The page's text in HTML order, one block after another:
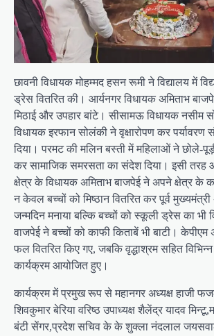
छावनी विधायक मोहम्मद हसन रूमी ने विद्यालय में
ड्रेस वितरित की। आर्यनगर विधायक अमिताभ
मिठाई और उपहार बांटे। सीसामऊ विधायक नसीम
विधायक इरफान सोलंकी ने वृक्षारोपण कर पर्यावरण
दिया। परमट की मलिन बस्ती में महिलाओं ने छोले-
कर सामाजिक समरसता का संदेश दिया। इसी तरह
क्षेत्र के विधायक अमिताभ बाजपेई ने अपने क्षेत्र के
न केवल बच्चों को मिष्ठान वितरित कर पूर्व
जन्मदिन मनाया बल्कि बच्चों को स्कूली ड्रेस का भी
वाजपेई ने बच्चों को काफी किताबें भी बाटी। केपीएम
फल वितरित किए गए, जबकि वृद्धाश्रम सहित
कार्यक्रम आयोजित हुए।
कार्यक्रम में प्रमुख रूप से महानगर अध्यक्ष हाजी
शिवकुमार बेरिया वरिष्ठ उपाध्यक्ष शैलेंद्र यादव
बंटी सेंगर,प्रदेश सचिव के के शुक्ला नंदलाल